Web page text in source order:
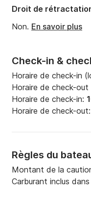
Check-in &
Horaire de check-in
Horaire de check-
Horaire de check-in:
Horaire de check-out:
Règles du
Montant de la
Carburant inclus
Droit de
Non. En savoir plus